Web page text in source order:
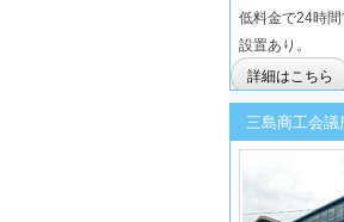
低料金で24時
設置あり。
詳細はこちら
三島商工会議